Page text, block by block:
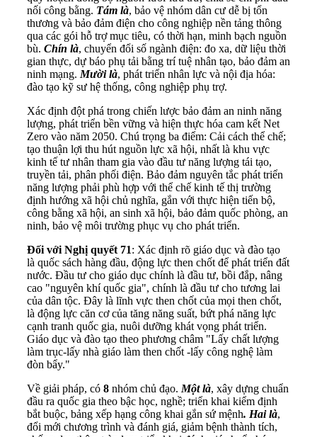
nối công bằng. Tám là, bảo vệ nhóm dân cư dễ bị tổn
thương và bảo đảm điện cho công nghiệp nền tảng thông
qua các gói hỗ trợ mục tiêu, có thời hạn, minh bạch nguồn
bù. Chín là, chuyển đổi số ngành điện: đo xa, dữ liệu thời
gian thực, dự báo phụ tải bằng trí tuệ nhân tạo, bảo đảm an
ninh mạng.Mười là, phát triển nhân lực và nội địa hóa:
đào tạo kỹ sư hệ thống, công nghiệp phụ trợ.
Xác định đột phá trong chiến lược bảo đảm an ninh năng
lượng, phát triển bền vững và hiện thực hóa cam kết Net
Zero vào năm 2050. Chú trọng ba điểm: Cải cách thể chế;
tạo thuận lợi thu hút nguồn lực xã hội, nhất là khu vực
kinh tế tư nhân tham gia vào đầu tư năng lượng tái tạo,
truyền tải, phân phối điện. Bảo đảm nguyên tắc phát triển
năng lượng phải phù hợp với thể chế kinh tế thị trường
định hướng xã hội chủ nghĩa, gắn với thực hiện tiến bộ,
công bằng xã hội, an sinh xã hội, bảo đảm quốc phòng, an
ninh, bảo vệ môi trường phục vụ cho phát triển.
Đối vớiNghị quyết 71: Xác định rõ giáo dục và đào tạo
là quốc sách hàng đầu, động lực then chốt để phát triển đất
nước. Đầu tư cho giáo dục chính là đầu tư, bồi đắp, nâng
cao "nguyên khí quốc gia", chính là đầu tư cho tương lai
của dân tộc. Đây là lĩnh vực then chốt của mọi then chốt,
là động lực căn cơ của tăng năng suất, bứt phá năng lực
cạnh tranh quốc gia, nuôi dưỡng khát vọng phát triển.
Giáo dục và đào tạo theo phương châm "Lấy chất lượng
làm trục-lấy nhà giáo làm then chốt -lấy công nghệ làm
đòn bẩy."
Về giải pháp, có 8 nhóm chủ đạo.Một là, xây dựng chuẩn
đầu ra quốc gia theo bậc học, nghề; triển khai kiểm định
bắt buộc, bảng xếp hạng công khai gắn sứ mệnh. Hai là,
đổi mới chương trình và đánh giá, giảm bệnh thành tích,